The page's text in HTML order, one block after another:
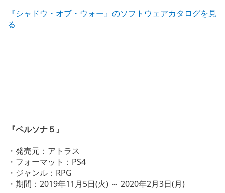
『シャドウ・オブ・ウォー』のソフトウェアカタログを見
る
『ペルソナ５』
・発売元：アトラス
・フォーマット：PS4
・ジャンル：RPG
・期間：2019年11月5日(火) ～ 2020年2月3日(月)